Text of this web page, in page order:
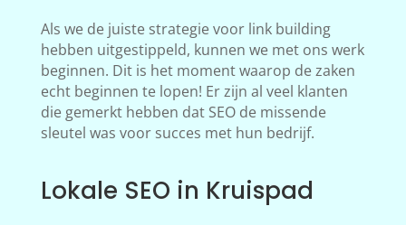
Als we de juiste strategie voor link building
hebben uitgestippeld, kunnen we met ons werk
beginnen. Dit is het moment waarop de zaken
echt beginnen te lopen! Er zijn al veel klanten
die gemerkt hebben dat SEO de missende
sleutel was voor succes met hun bedrijf.
Lokale SEO in Kruispad